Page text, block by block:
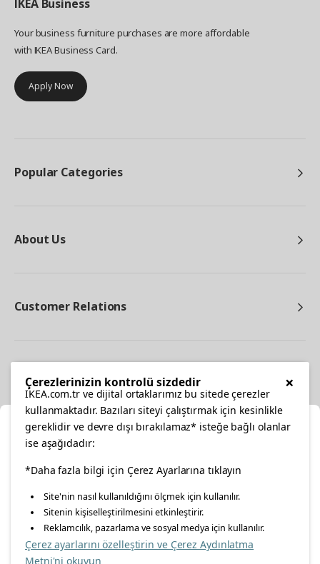
IKEA Business
Your business furniture purchases are more affordable
with IKEA Business Card.
Apply Now
Popular Categories
About Us
Customer Relations
facebooktwitterinstagrampinterestyoutube
linkedin
Select Location
Please select to see the content specific to your delivery
location for your orders from Online Store.
Select a city first
×
Çerezlerinizin kontrolü sizdedir
IKEA.com.tr ve dijital ortaklarımız bu sitede çerezler
kullanmaktadır. Bazıları siteyi çalıştırmak için kesinlikle
gereklidir ve devre dışı bırakılamaz* isteğe bağlı olanlar
ise aşağıdadır:
*Daha fazla bilgi için Çerez Ayarlarına tıklayın
Site'nin nasıl kullanıldığını ölçmek için kullanılır.
Sitenin kişiselleştirilmesini etkinleştirir.
Reklamcılık, pazarlama ve sosyal medya için kullanılır.
Çerez ayarlarını özelleştirin ve Çerez Aydınlatma
Metni'ni okuyun